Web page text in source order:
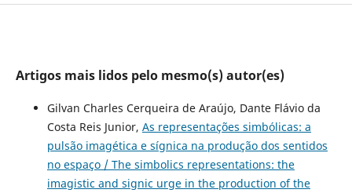
Artigos mais lidos pelo mesmo(s) autor(es)
Gilvan Charles Cerqueira de Araújo, Dante Flávio da
Costa Reis Junior, As representações simbólicas: a
pulsão imagética e sígnica na produção dos sentidos
no espaço / The simbolics representations: the
imagistic and signic urge in the production of the